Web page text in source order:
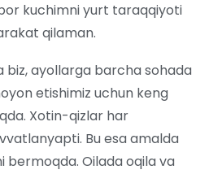
kuchimni yurt taraqqiyoti
qilaman.
biz, ayollarga barcha sohada
etishimiz uchun keng
Xotin-qizlar har
Bu esa amalda
bermoqda. Oilada oqila va